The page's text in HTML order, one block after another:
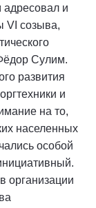
и
VI созыва,
Сулим.
развития
и
на то,
населенных
особой
организации